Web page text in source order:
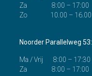
Za 8:00 – 17:00
Zo 10.00 – 16.00
Noorder Parallelweg 53:
Ma / Vrij 8:00 – 17:30
Za 8:00 – 17:00